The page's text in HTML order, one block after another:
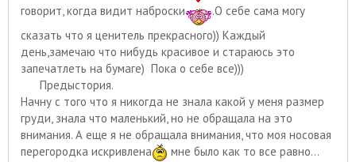
говорит, когда видит наброски
.О себе сама могу
сказать что я ценитель прекрасного)) Каждый
день,замечаю что нибудь красивое и стараюсь это
запечатлеть на бумаге) Пока о себе все)))
Предыстория.
Начну с того что я никогда не знала какой у меня размер
груди, знала что маленький, но не обращала на это
внимания. А еще я не обращала внимания, что моя носовая
перегородка искривлена
мне было как то все равно...